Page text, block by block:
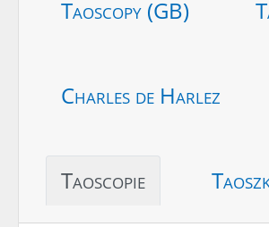
Taoscopy (GB)
Charles de Harlez
Taoscopie